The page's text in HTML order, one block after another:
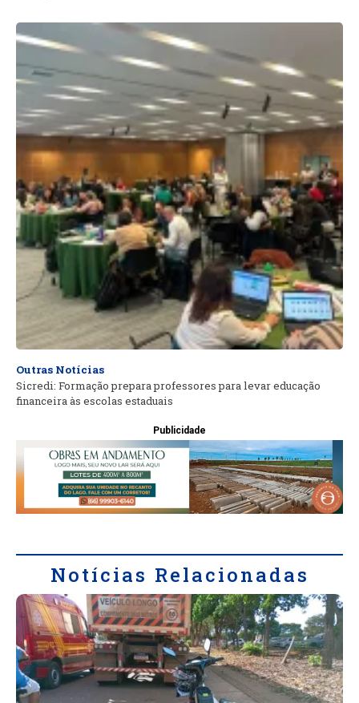
Outras Notícias
Sicredi: Formação prepara professores para levar educação
financeira às escolas estaduais
Publicidade
Notícias Relacionadas